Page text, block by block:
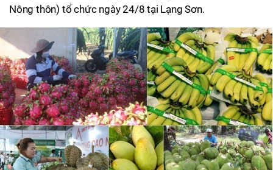
Nông thôn) tổ chức ngày 24/8 tại Lạng Sơn.